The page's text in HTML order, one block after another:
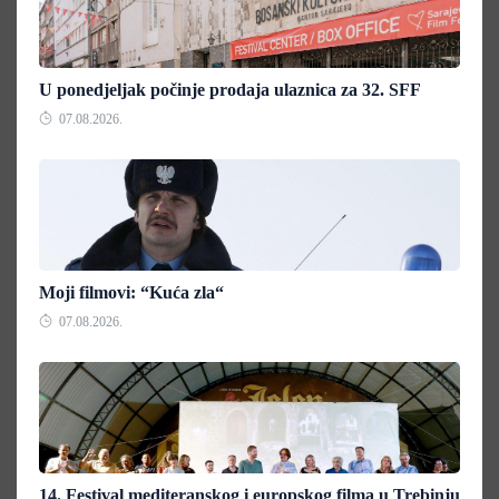
U ponedjeljak počinje prodaja ulaznica za 32. SFF
07.08.2026.
Moji filmovi: “Kuća zla“
07.08.2026.
14. Festival mediteranskog i europskog filma u Trebinju